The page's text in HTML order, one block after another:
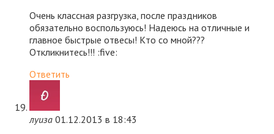
Очень классная разгрузка, после праздников
обязательно воспользуюсь! Надеюсь на отличные и
главное быстрые отвесы! Кто со мной???
Откликнитесь!!! :five:
Ответить
луиза 01.12.2013 в 18:43